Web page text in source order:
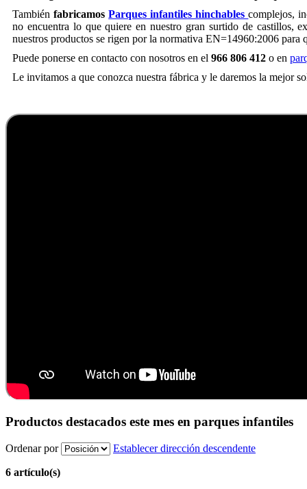
TambiénfabricamosParques infantiles hinchablescomplejos,
no encuentra lo que quiere en nuestro gran surtido de castillos,
nuestros productos se rigen por la normativa EN=14960:2006
Puede ponerse en contacto con nosotros en el 966 806 412 o en
Le invitamos a que conozca nuestra fábrica y le daremos la mejor
Productos destacados este mes en parques infantiles
Ordenar por Establecer dirección descendente
6 artículo(s)